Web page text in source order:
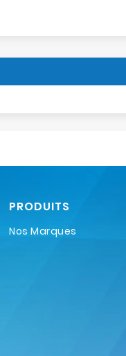
PRODUITS
Nos Marques